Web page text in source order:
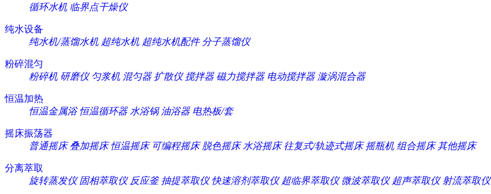
循环水机 临界点干燥仪
纯水设备
纯水机/蒸馏水机 超纯水机 超纯水机配件 分子蒸馏仪
粉碎混匀
粉碎机 研磨仪 匀浆机 混匀器 扩散仪 搅拌器 磁力搅拌器 电动搅拌器 漩涡混合器
恒温加热
恒温金属浴 恒温循环器 水浴锅 油浴器 电热板/套
摇床振荡器
普通摇床 叠加摇床 恒温摇床 可编程摇床 脱色摇床 水浴摇床 往复式/轨迹式摇床 摇瓶机 组合摇床 其他摇床
分离萃取
旋转蒸发仪 固相萃取仪 反应釜 抽提萃取仪 快速溶剂萃取仪 超临界萃取仪 微波萃取仪 超声萃取仪 射流萃取仪